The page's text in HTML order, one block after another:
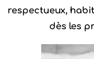
respectueux,
dès les